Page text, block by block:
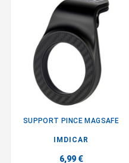
SUPPORT PINCE MAGSAFE
IMDICAR
6,99 €